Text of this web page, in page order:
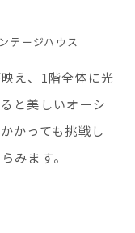
え、1階全体に光
と美しいオーシ
かっても挑戦し
みます。